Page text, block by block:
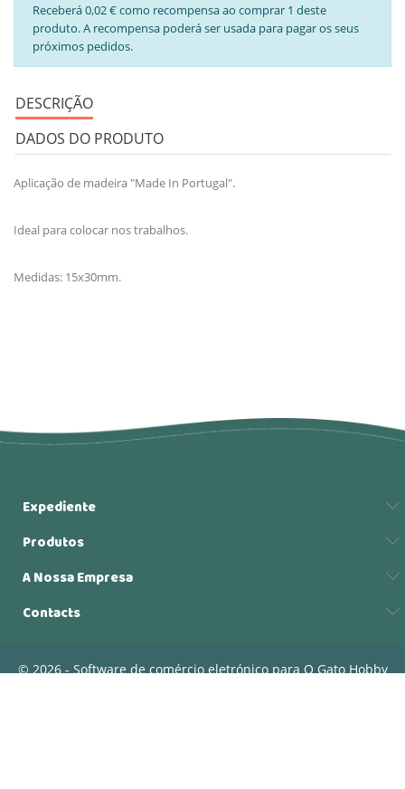
Receberá 0,02 € como recompensa ao comprar 1 deste
produto. A recompensa poderá ser usada para pagar os seus
próximos pedidos.
DESCRIÇÃO
DADOS DO PRODUTO
Aplicação de madeira "Made In Portugal".
Ideal para colocar nos trabalhos.
Medidas: 15x30mm.
Expediente
Produtos
A Nossa Empresa
Contacts
© 2026 - Software de comércio eletrónico para O Gato Hobby